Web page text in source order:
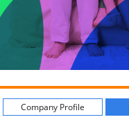
Company Profile